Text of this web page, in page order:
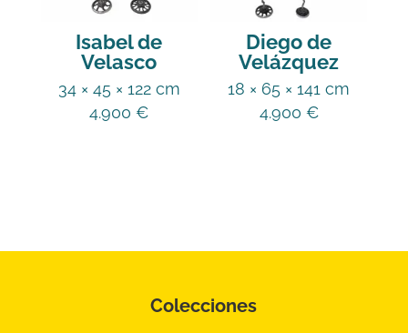
Isabel de
Velasco
34 × 45 × 122 cm
4.900€
Diego de
Velázquez
18 × 65 × 141 cm
4.900 €
Colecciones